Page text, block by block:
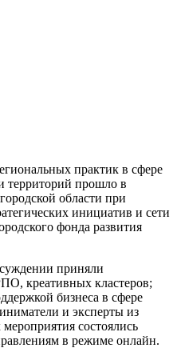
практик в сфере
территорий прошло в
области при
инициатив и сети
фонда развития
приняли
креативных кластеров;
бизнеса в сфере
и эксперты из
состоялись
в режиме онлайн.